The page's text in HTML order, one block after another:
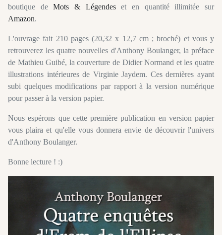
boutique deMots & Légendeset en quantité illimitée sur
Amazon.
L'ouvrage fait 210 pages (20,32 x 12,7 cm ; broché) et vous y
retrouverez les quatre nouvelles d'Anthony Boulanger, la préface
de Mathieu Guibé, la couverture de Didier Normand et les quatre
illustrations intérieures de Virginie Jaydem. Ces dernières ayant
subi quelques modifications par rapport à la version numérique
pour passer à la version papier.
Nous espérons que cette première publication en version papier
vous plaira et qu'elle vous donnera envie de découvrir l'univers
d'Anthony Boulanger.
Bonne lecture ! :)